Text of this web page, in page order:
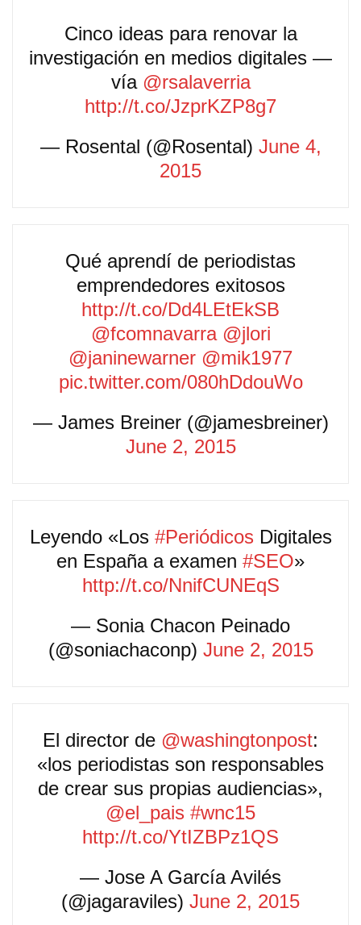
Cinco ideas para renovar la
investigación en medios digitales —
vía @rsalaverria
http://t.co/JzprKZP8g7
— Rosental (@Rosental) June 4,
2015
Qué aprendí de periodistas
emprendedores exitosos
http://t.co/Dd4LEtEkSB
@fcomnavarra @jlori
@janinewarner @mik1977
pic.twitter.com/080hDdouWo
— James Breiner (@jamesbreiner)
June 2, 2015
Leyendo «Los #Periódicos Digitales
en España a examen #SEO»
http://t.co/NnifCUNEqS
— Sonia Chacon Peinado
(@soniachaconp) June 2, 2015
El director de @washingtonpost:
«los periodistas son responsables
de crear sus propias audiencias»,
@el_pais #wnc15
http://t.co/YtIZBPz1QS
— Jose A García Avilés
(@jagaraviles) June 2, 2015